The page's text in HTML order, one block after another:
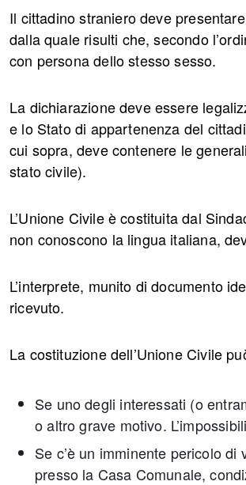
Il cittadino straniero deve
dalla quale risulti che, secondo
con persona dello stesso sesso.
La dichiarazione deve essere
e lo Stato di appartenenza del
cui sopra, deve contenere le
stato civile).
L’Unione Civile è costituita dal
non conoscono la lingua italiana,
L’interprete, munito di documento
ricevuto.
La costituzione dell’Unione Civile
Se uno degli interessati (o
o altro grave motivo.
Se c’è un imminente pericolo
presso la Casa Comunale,